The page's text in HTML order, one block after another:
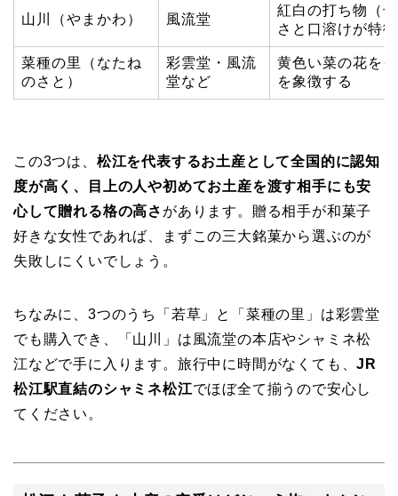
山川（やまかわ） 風流堂
紅白の打ち物（
さと口溶けが特徴
菜種の里（なたね
のさと）
彩雲堂・風流
堂など
黄色い菜の花を
を象徴する
この3つは、 松江を代表するお土産として全国的に認知
度が高く、目上の人や初めてお土産を渡す相手にも安
心して贈れる格の高さ があります。贈る相手が和菓子
好きな女性であれば、まずこの三大銘菓から選ぶのが
失敗しにくいでしょう。
ちなみに、3つのうち「若草」と「菜種の里」は彩雲堂
でも購入でき、「山川」は風流堂の本店やシャミネ松
江などで手に入ります。旅行中に時間がなくても、JR
松江駅直結のシャミネ松江でほぼ全て揃うので安心し
てください。